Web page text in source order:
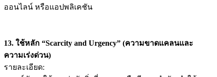
ออนไลน์ หรือแอปพลิเคชัน
13. ใช้หลัก “Scarcity and Urgency” (ความขาดแคลนและ
ความเร่งด่วน)
รายละเอียด: